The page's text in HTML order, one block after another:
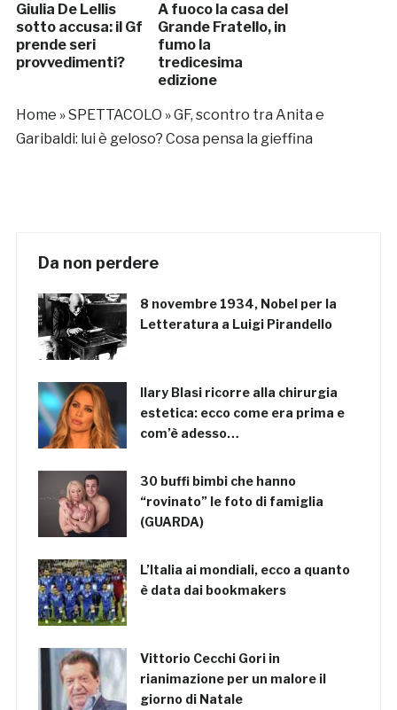
Giulia De Lellis
sotto accusa: il Gf
prende seri
provvedimenti?
A fuoco la casa del
Grande Fratello, in
fumo la
tredicesima
edizione
Home »SPETTACOLO »GF, scontro tra Anita e
Garibaldi: lui è geloso? Cosa pensa la gieffina
Da non perdere
8 novembre 1934, Nobel per la
Letteratura a Luigi Pirandello
Ilary Blasi ricorre alla chirurgia
estetica: ecco come era prima e
com’è adesso…
30 buffi bimbi che hanno
“rovinato” le foto di famiglia
(GUARDA)
L’Italia ai mondiali, ecco a quanto
è data dai bookmakers
Vittorio Cecchi Gori in
rianimazione per un malore il
giorno di Natale